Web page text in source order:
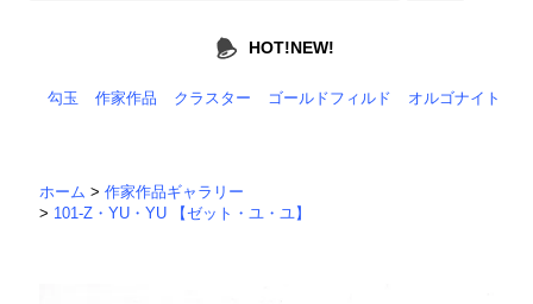
HOT!NEW!
勾玉 作家作品 クラスター ゴールドフィルド オルゴナイト
ホーム >作家作品ギャラリー
> 101-Z・YU・YU 【ゼット・ユ・ユ】